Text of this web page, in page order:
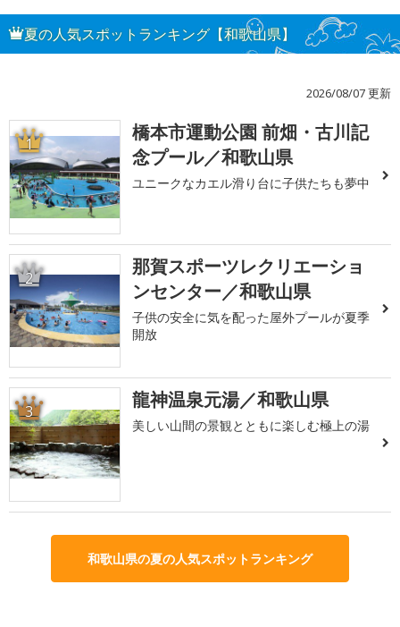
夏の人気スポットランキング【和歌山県】
2026/08/07 更新
1
橋本市運動公園 前畑・古川記
念プール／和歌山県
ユニークなカエル滑り台に子供たちも夢中
2
那賀スポーツレクリエーショ
ンセンター／和歌山県
子供の安全に気を配った屋外プールが夏季
開放
3 龍神温泉元湯／和歌山県
美しい山間の景観とともに楽しむ極上の湯
和歌山県の夏の人気スポットランキング